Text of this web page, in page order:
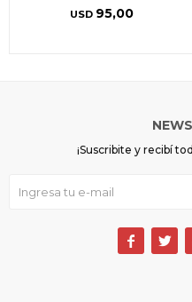
USD 95,00
¡Suscribite y recibí
 